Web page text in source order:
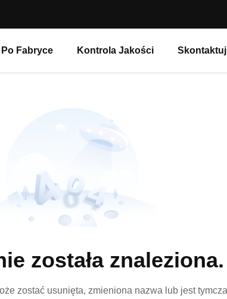
Fabryce Kontrola Jakości
została znaleziona.
zostać usunięta, zmieniona nazwa lub jest